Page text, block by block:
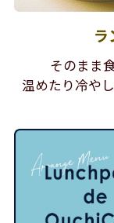
ラ
そのまま
温めたり冷や